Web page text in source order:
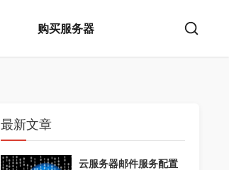
购买服务器
最新文章
云服务器邮件服务配置